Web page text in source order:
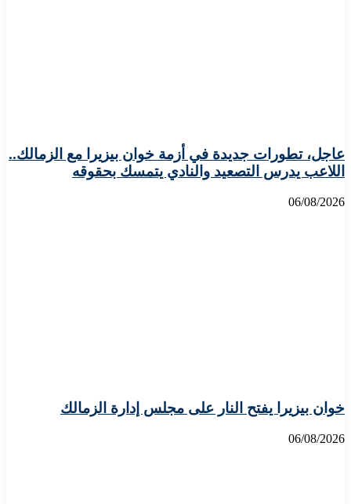
عاجل، تطورات جديدة في أزمة خوان بيزيرا مع الزمالك..
اللاعب يدرس التصعيد والنادي يتمسك بحقوقه
06/08/2026
خوان بيزيرا يفتح النار على مجلس إدارة الزمالك
06/08/2026